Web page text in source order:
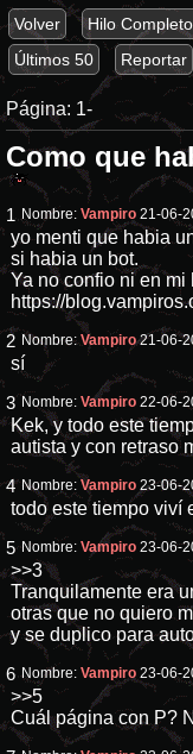
Volver Hilo Completo
Últimos 50
Reportar
Página: 1-
Como que
1 Nombre:Vampiro 21-06-
yo menti que habia
si habia un bot.
Ya no confio ni en mi
https://
2 Nombre:Vampiro 21-06-
sí
3 Nombre:Vampiro 22-06-
Kek, y todo este
autista y con retraso
4 Nombre:Vampiro 23-06-
todo este tiempo viví
5 Nombre:Vampiro 23-06-
>>3
Tranquilamente era
otras que no quiero
y se duplico para
6 Nombre:Vampiro 23-06-
>>5
Cuál página con P?